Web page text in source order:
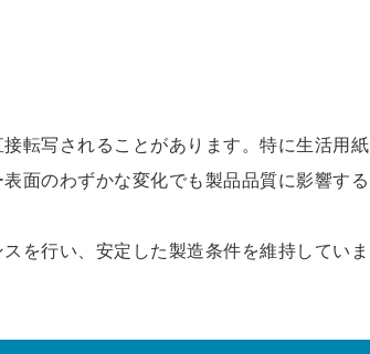
転写されることがあります。特に生活用紙
面のわずかな変化でも製品品質に影響する
を行い、安定した製造条件を維持していま